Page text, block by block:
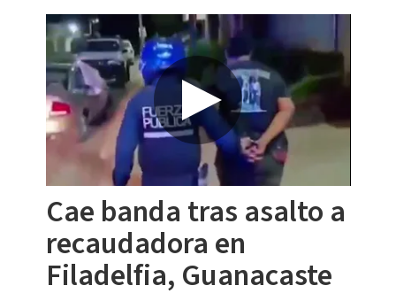
Cae banda tras asalto a
recaudadora en
Filadelfia, Guanacaste